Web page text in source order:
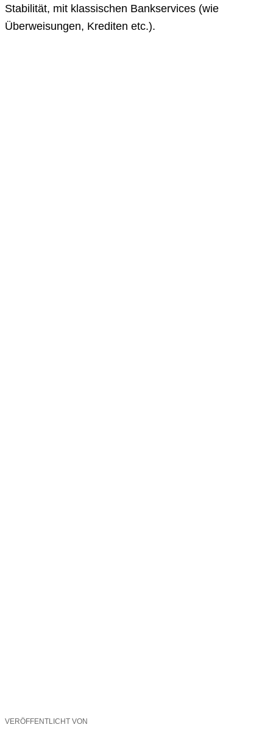
Stabilität, mit klassischen Bankservices (wie
Überweisungen, Krediten etc.).
VERÖFFENTLICHT VON